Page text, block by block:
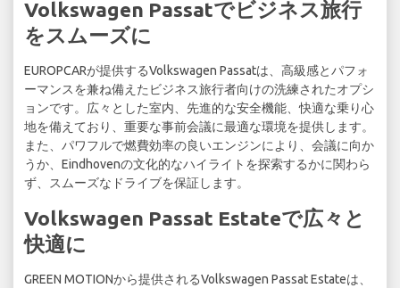
Volkswagen Passatでビジネス旅行
をスムーズに
EUROPCARが提供するVolkswagen Passatは、高級感とパフォ
ーマンスを兼ね備えたビジネス旅行者向けの洗練されたオプシ
ョンです。広々とした室内、先進的な安全機能、快適な乗り心
地を備えており、重要な事前会議に最適な環境を提供します。
また、パワフルで燃費効率の良いエンジンにより、会議に向か
うか、Eindhovenの文化的なハイライトを探索するかに関わら
ず、スムーズなドライブを保証します。
Volkswagen Passat Estateで広々と
快適に
GREEN MOTIONから提供されるVolkswagen Passat Estateは、